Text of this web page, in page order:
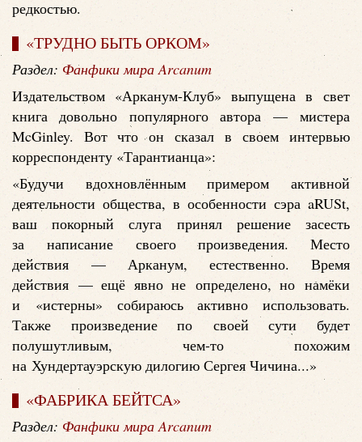
редкостью.
«ТРУДНО БЫТЬ ОРКОМ»
Раздел: Фанфики мира Arcanum
Издательством «Арканум-Клуб» выпущена в свет
книга довольно популярного автора — мистера
McGinley. Вот что он сказал в своем интервью
корреспонденту «Тарантианца»:
«Будучи вдохновлённым примером активной
деятельности общества, в особенности сэра aRUSt,
ваш покорный слуга принял решение засесть
за написание своего произведения. Место
действия — Арканум, естественно. Время
действия — ещё явно не определено, но намёки
и «истерны» собираюсь активно использовать.
Также произведение по своей сути будет
полушутливым, чем-то похожим
на Хундертауэрскую дилогию Сергея Чичина...»
«ФАБРИКА БЕЙТСА»
Раздел: Фанфики мира Arcanum